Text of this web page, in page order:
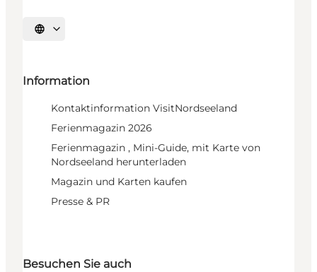
Sprache auswählen
Information
Kontaktinformation VisitNordseeland
Ferienmagazin 2026
Ferienmagazin , Mini-Guide, mit Karte von
Nordseeland herunterladen
Magazin und Karten kaufen
Presse & PR
Besuchen Sie auch